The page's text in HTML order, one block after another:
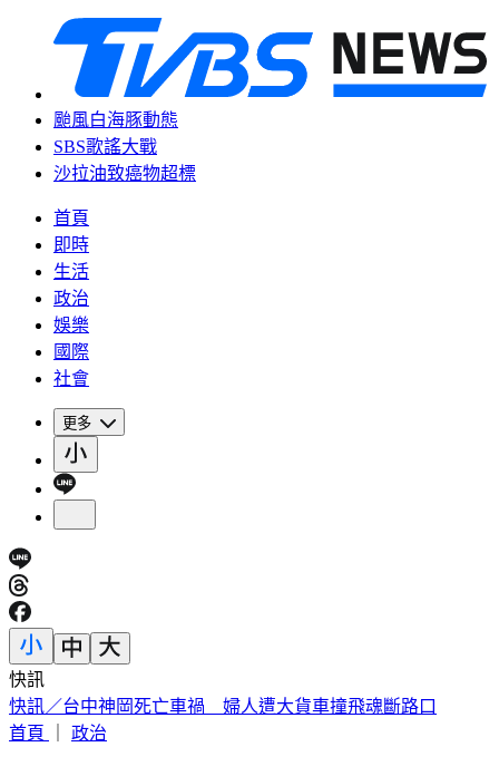
颱風白海豚動態
SBS歌謠大戰
沙拉油致癌物超標
首頁
即時
生活
政治
娛樂
國際
社會
更多
快訊
不受美股影響！台股開盤漲逾400點 台積電暫報2390元
首頁
政治